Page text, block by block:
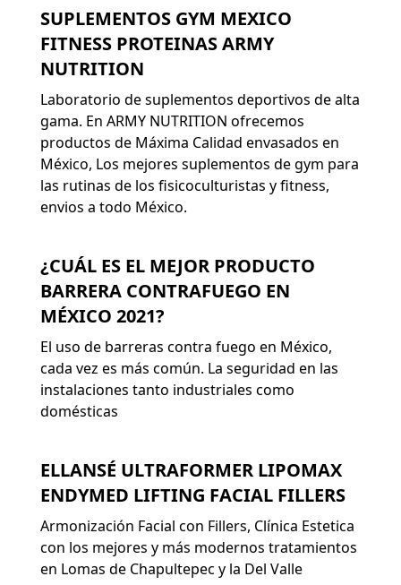
SUPLEMENTOS GYM MEXICO
FITNESS PROTEINAS ARMY
NUTRITION
Laboratorio de suplementos deportivos de alta
gama. En ARMY NUTRITION ofrecemos
productos de Máxima Calidad envasados en
México, Los mejores suplementos de gym para
las rutinas de los fisicoculturistas y fitness,
envios a todo México.
¿CUÁL ES EL MEJOR PRODUCTO
BARRERA CONTRAFUEGO EN
MÉXICO 2021?
El uso de barreras contra fuego en México,
cada vez es más común. La seguridad en las
instalaciones tanto industriales como
domésticas
ELLANSÉ ULTRAFORMER LIPOMAX
ENDYMED LIFTING FACIAL FILLERS
Armonización Facial con Fillers, Clínica Estetica
con los mejores y más modernos tratamientos
en Lomas de Chapultepec y la Del Valle